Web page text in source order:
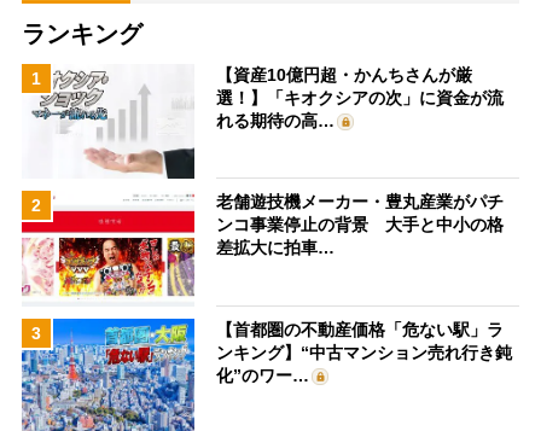
ランキング
1
【資産10億円超・かんちさんが厳
選！】「キオクシアの次」に資金が流
れる期待の高…
2
老舗遊技機メーカー・豊丸産業がパチ
ンコ事業停止の背景 大手と中小の格
差拡大に拍車…
3
【首都圏の不動産価格「危ない駅」ラ
ンキング】“中古マンション売れ行き鈍
化”のワー…